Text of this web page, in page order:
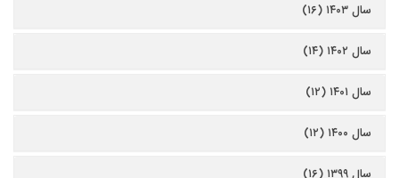
سال ۱۴۰۳ (۱۶)
سال ۱۴۰۲ (۱۴)
سال ۱۴۰۱ (۱۲)
سال ۱۴۰۰ (۱۲)
سال ۱۳۹۹ (۱۶)